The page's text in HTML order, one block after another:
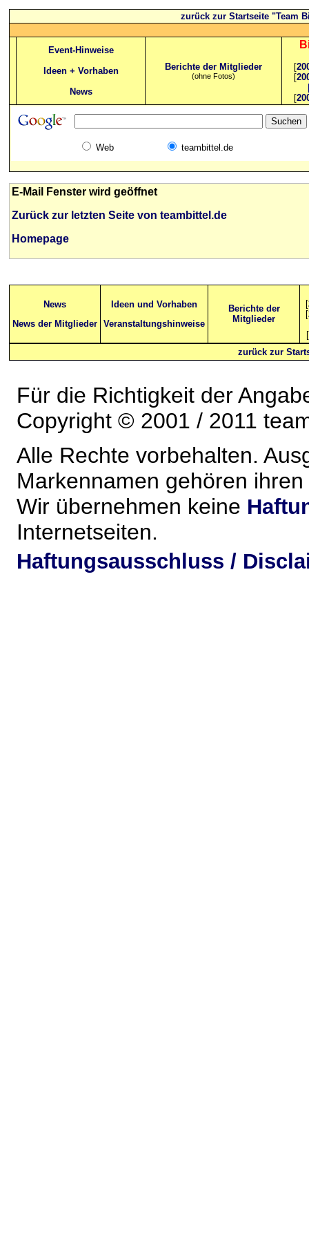
zurück zur Startseite "Team
Event-Hinweise
Ideen + Vorhaben
News
Berichte der Mitglieder
(ohne Fotos)
[
[
[
Web teambittel.de
E-Mail Fenster wird geöffnet
Zurück zur letzten Seite von teambittel.de
Homepage
News
News der Mitglieder
Ideen und Vorhaben
Veranstaltungshinweise
Berichte der
Mitglieder
[
[
[
zurück zur
Für die Richtigkeit der
Copyright © 2001 / 2011
Alle Rechte vorbehalten.
Markennamen gehören
Wir übernehmen keine
Internetseiten.
Haftungsausschluss /